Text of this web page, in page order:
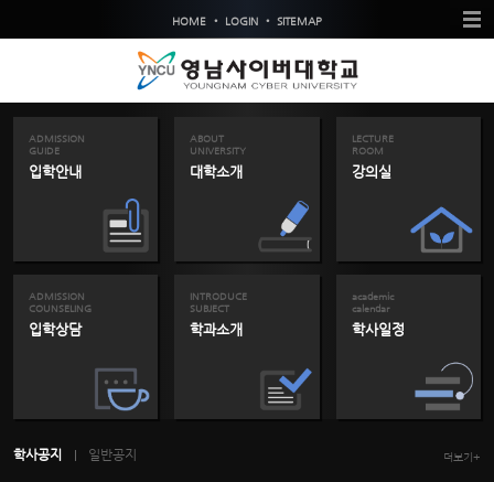
HOME • LOGIN • SITEMAP
ADMISSION
GUIDE
입학안내
ABOUT
UNIVERSITY
대학소개
LECTURE
ROOM
강의실
ADMISSION
COUNSELING
입학상담
INTRODUCE
SUBJECT
학과소개
academic
calendar
학사일정
학사공지 일반공지 더보기+